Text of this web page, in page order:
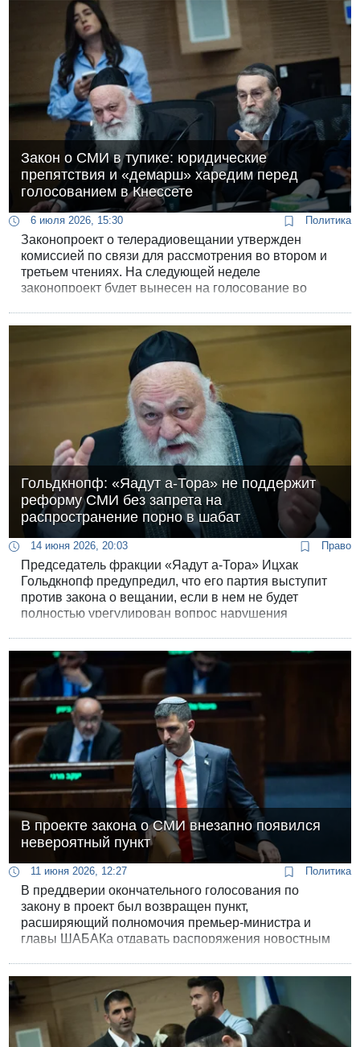
Закон о СМИ в тупике: юридические
препятствия и «демарш» харедим перед
голосованием в Кнессете
6 июля 2026, 15:30 Политика
Законопроект о телерадиовещании утвержден
комиссией по связи для рассмотрения во втором и
третьем чтениях. На следующей неделе
законопроект будет вынесен на голосование во
будет ли вообще у коалиции большинство для
принятия этого закона.
Гольдкнопф: «Яадут а-Тора» не поддержит
реформу СМИ без запрета на
распространение порно в шабат
14 июня 2026, 20:03 Право
Председатель фракции «Яадут а-Тора» Ицхак
Гольдкнопф предупредил, что его партия выступит
против закона о вещании, если в нем не будет
полностью урегулирован вопрос нарушения
В проекте закона о СМИ внезапно появился
невероятный пункт
11 июня 2026, 12:27 Политика
В преддверии окончательного голосования по
закону в проект был возвращен пункт,
расширяющий полномочия премьер-министра и
главы ШАБАКа отдавать распоряжения новостным